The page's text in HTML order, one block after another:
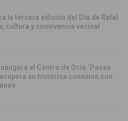
la tercera edición del Día de Rafal
cultura y convivencia vecinal
el Centro de Ocio ‘Paseo
su histórica conexión con